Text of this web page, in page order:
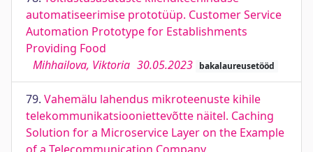
automatiseerimise prototüüp. Customer Service
Automation Prototype for Establishments
Providing Food
Mihhailova, Viktoria 30.05.2023 bakalaureusetööd
79. Vahemälu lahendus mikroteenuste kihile
telekommunikatsiooniettevõtte näitel. Caching
Solution for a Microservice Layer on the Example